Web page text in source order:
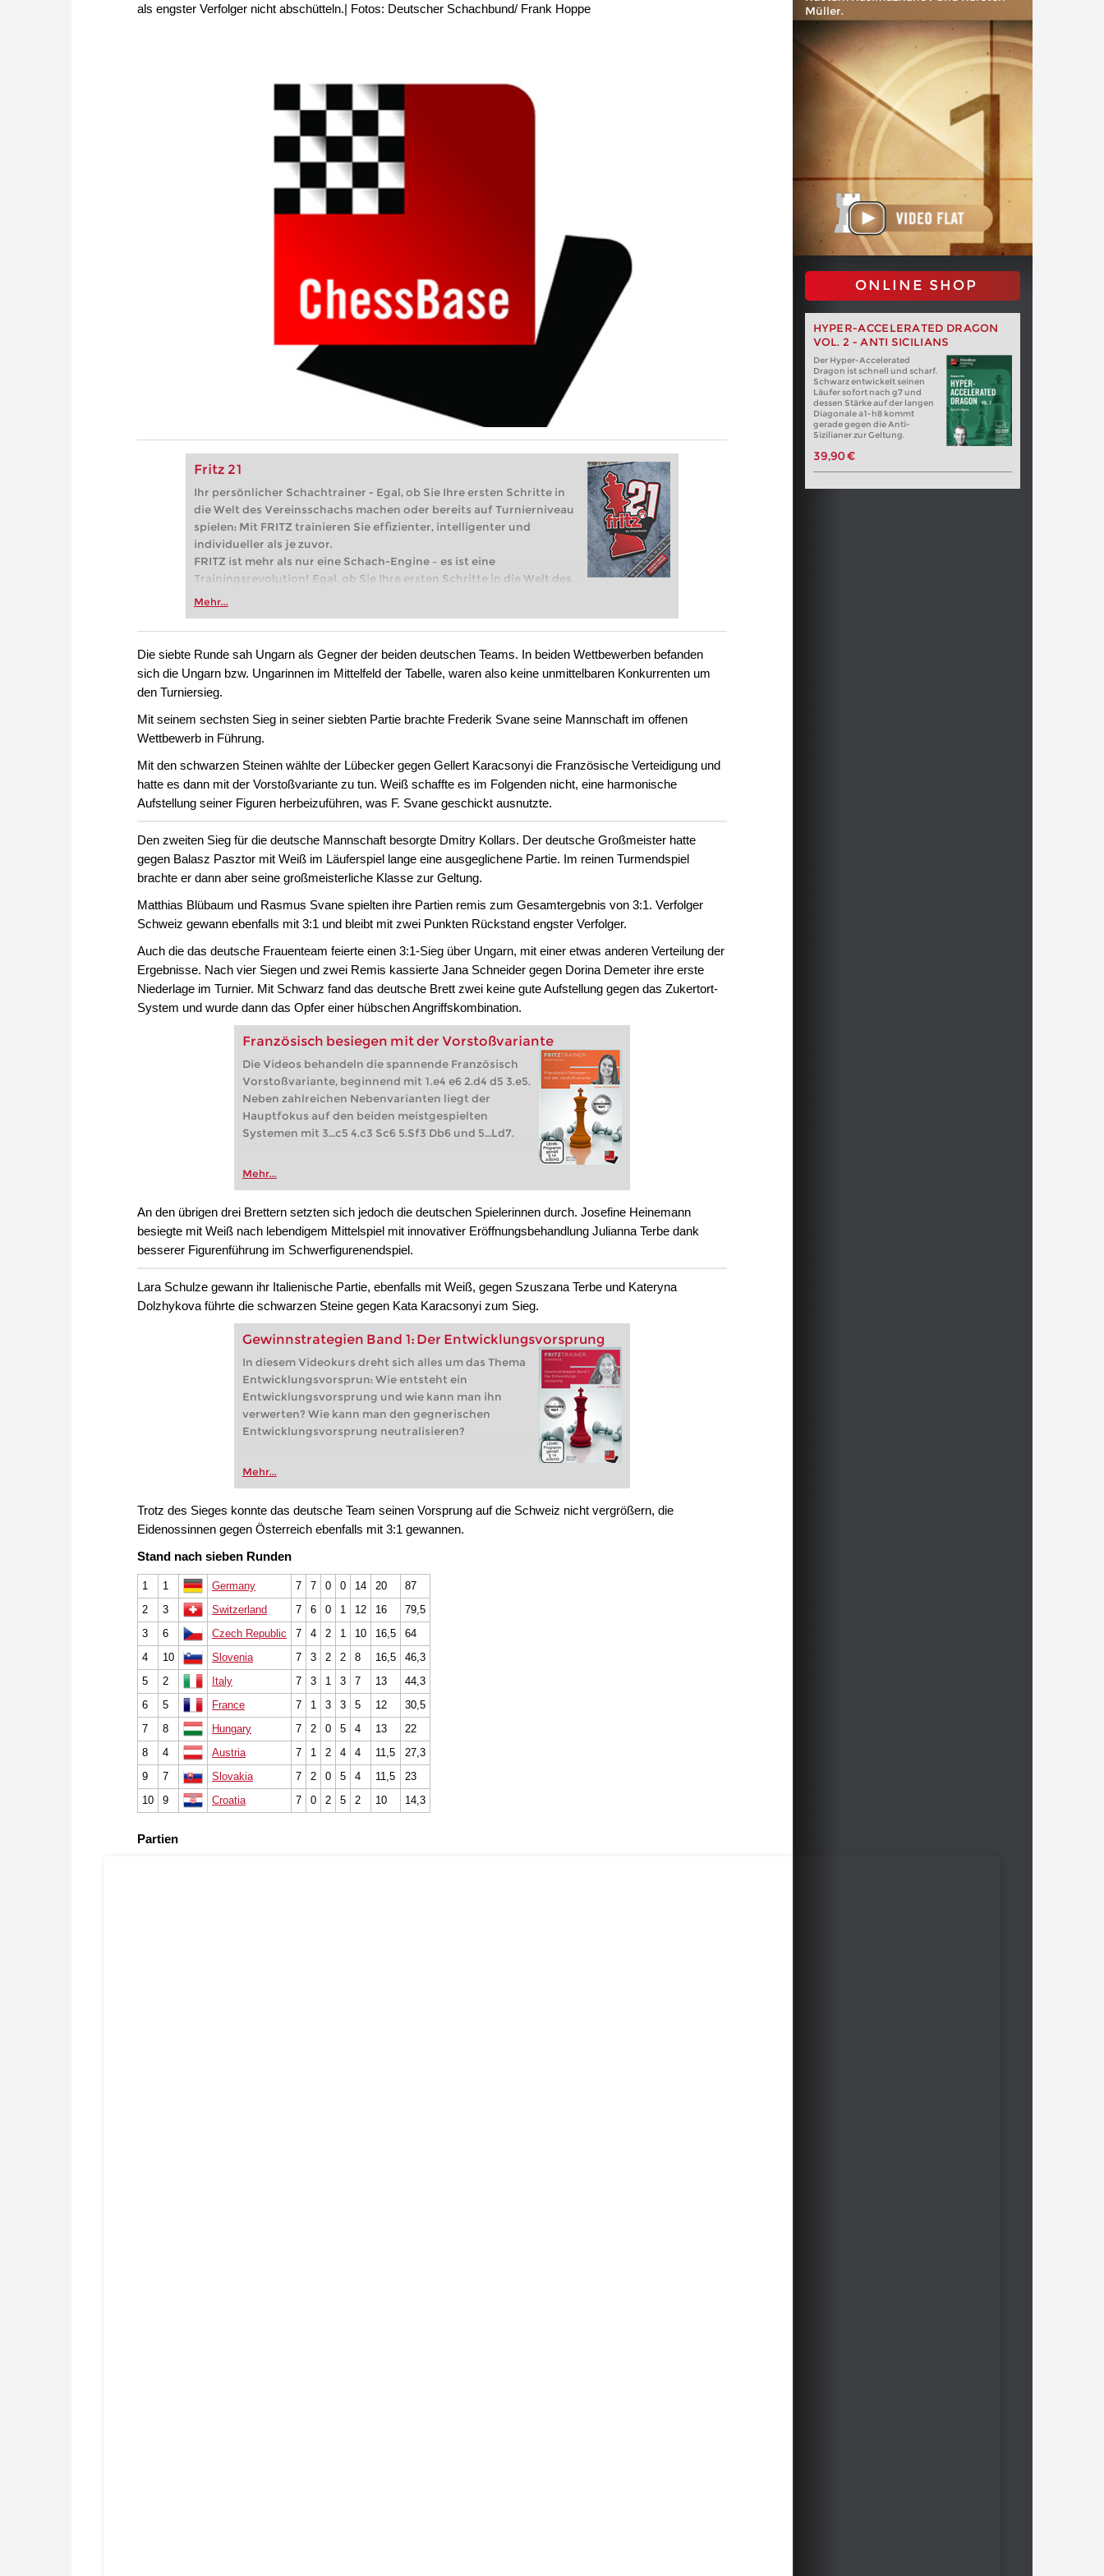
als engster Verfolger nicht abschütteln.| Fotos: Deutscher Schachbund/ Frank Hoppe
Fritz 21
Ihr persönlicher Schachtrainer - Egal, ob Sie Ihre ersten Schritte in
die Welt des Vereinsschachs machen oder bereits auf Turnierniveau
spielen: Mit FRITZ trainieren Sie effizienter, intelligenter und
individueller als je zuvor.
FRITZ ist mehr als nur eine Schach-Engine – es ist eine
Trainingsrevolution! Egal, ob Sie Ihre ersten Schritte in die Welt des
Vereinsschachs machen oder bereits auf Turnierniveau spielen: Mit
zuvor.
Mehr...
Müller.
ONLINE SHOP
HYPER-ACCELERATED DRAGON
VOL. 2 - ANTI SICILIANS
Der Hyper-Accelerated
Dragon ist schnell und scharf.
Schwarz entwickelt seinen
Läufer sofort nach g7 und
dessen Stärke auf der langen
Diagonale a1-h8 kommt
gerade gegen die Anti-
Sizilianer zur Geltung.
39,90 €
Die siebte Runde sah Ungarn als Gegner der beiden deutschen Teams. In beiden Wettbewerben befanden
sich die Ungarn bzw. Ungarinnen im Mittelfeld der Tabelle, waren also keine unmittelbaren Konkurrenten um
den Turniersieg.
Mit seinem sechsten Sieg in seiner siebten Partie brachte Frederik Svane seine Mannschaft im offenen
Wettbewerb in Führung.
Mit den schwarzen Steinen wählte der Lübecker gegen Gellert Karacsonyi die Französische Verteidigung und
hatte es dann mit der Vorstoßvariante zu tun. Weiß schaffte es im Folgenden nicht, eine harmonische
Aufstellung seiner Figuren herbeizuführen, was F. Svane geschickt ausnutzte.
Den zweiten Sieg für die deutsche Mannschaft besorgte Dmitry Kollars. Der deutsche Großmeister hatte
gegen Balasz Pasztor mit Weiß im Läuferspiel lange eine ausgeglichene Partie. Im reinen Turmendspiel
brachte er dann aber seine großmeisterliche Klasse zur Geltung.
Matthias Blübaum und Rasmus Svane spielten ihre Partien remis zum Gesamtergebnis von 3:1. Verfolger
Schweiz gewann ebenfalls mit 3:1 und bleibt mit zwei Punkten Rückstand engster Verfolger.
Auch die das deutsche Frauenteam feierte einen 3:1-Sieg über Ungarn, mit einer etwas anderen Verteilung der
Ergebnisse. Nach vier Siegen und zwei Remis kassierte Jana Schneider gegen Dorina Demeter ihre erste
Niederlage im Turnier. Mit Schwarz fand das deutsche Brett zwei keine gute Aufstellung gegen das Zukertort-
System und wurde dann das Opfer einer hübschen Angriffskombination.
Französisch besiegen mit der Vorstoßvariante
Die Videos behandeln die spannende Französisch
Vorstoßvariante, beginnend mit 1.e4 e6 2.d4 d5 3.e5.
Neben zahlreichen Nebenvarianten liegt der
Hauptfokus auf den beiden meistgespielten
Systemen mit 3…c5 4.c3 Sc6 5.Sf3 Db6 und 5…Ld7.
Mehr...
An den übrigen drei Brettern setzten sich jedoch die deutschen Spielerinnen durch. Josefine Heinemann
besiegte mit Weiß nach lebendigem Mittelspiel mit innovativer Eröffnungsbehandlung Julianna Terbe dank
besserer Figurenführung im Schwerfigurenendspiel.
Lara Schulze gewann ihr Italienische Partie, ebenfalls mit Weiß, gegen Szuszana Terbe und Kateryna
Dolzhykova führte die schwarzen Steine gegen Kata Karacsonyi zum Sieg.
Gewinnstrategien Band 1: Der Entwicklungsvorsprung
In diesem Videokurs dreht sich alles um das Thema
Entwicklungsvorsprun: Wie entsteht ein
Entwicklungsvorsprung und wie kann man ihn
verwerten? Wie kann man den gegnerischen
Entwicklungsvorsprung neutralisieren?
Mehr...
Trotz des Sieges konnte das deutsche Team seinen Vorsprung auf die Schweiz nicht vergrößern, die
Eidenossinnen gegen Österreich ebenfalls mit 3:1 gewannen.
Stand nach sieben Runden
1 1 Germany 7 7 0 0 14 20
87
2
3 Switzerland 7 6 0 1 12 16
79,5
3
6 Czech Republic 7 4 2 1 10 16,5
64
4
10 Slovenia 7 3 2 2 8 16,5
46,3
5
2 Italy 7 3 1 3 7 13
44,3
6
5 France 7 1 3 3 5 12
30,5
7
8 Hungary 7 2 0 5 4 13
22
8
4 Austria 7 1 2 4 4 11,5
27,3
9
7 Slovakia 7 2 0 5 4 11,5
23
10
9 Croatia 7 0 2 5 2 10 14,3
Partien